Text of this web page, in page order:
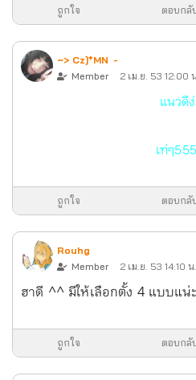
ถูกใจ ตอบกลั
~> Cz]*MN  -
Member
2 เม.ย. 53 12:00
แนวดี
เท่ๆ
ถูกใจ ตอบกลั
Rouhg
Member
2 เม.ย. 53 14:10 น.
ฮาดี ^^ มีให้เลือกตั้ง 4 แบบแน่ะ
ถูกใจ ตอบกลั